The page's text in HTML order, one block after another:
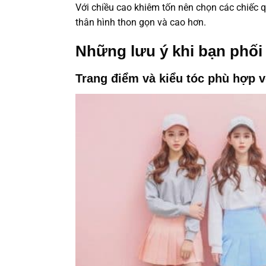
Với chiều cao khiêm tốn nên chọn các chiếc
thân hình thon gọn và cao hơn.
Những lưu ý khi bạn
Trang điểm và kiểu tóc phù hợp